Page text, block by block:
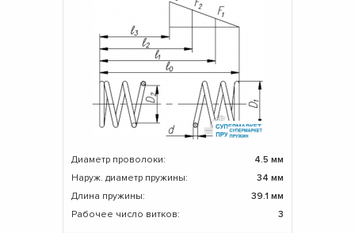
Диаметр проволоки:
4.5 мм
Наруж. диаметр пружины:
34 мм
Длина пружины:
39.1 мм
Рабочее число витков:
3